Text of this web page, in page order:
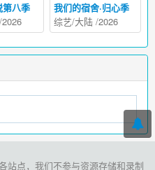
第八季
2026
我们的宿舍·归心季
综艺/大陆 /2026
站点，我们不参与资源存储和录制